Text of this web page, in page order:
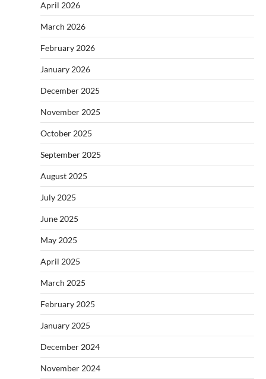
April 2026
March 2026
February 2026
January 2026
December 2025
November 2025
October 2025
September 2025
August 2025
July 2025
June 2025
May 2025
April 2025
March 2025
February 2025
January 2025
December 2024
November 2024